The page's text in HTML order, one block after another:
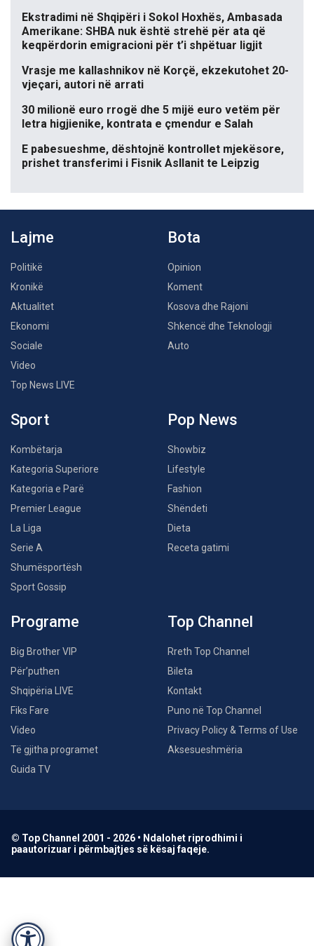
Ekstradimi në Shqipëri i Sokol Hoxhës, Ambasada
Amerikane: SHBA nuk është strehë për ata që
keqpërdorin emigracioni për t’i shpëtuar ligjit
Vrasje me kallashnikov në Korçë, ekzekutohet 20-
vjeçari, autori në arrati
30 milionë euro rrogë dhe 5 mijë euro vetëm për
letra higjienike, kontrata e çmendur e Salah
E pabesueshme, dështojnë kontrollet mjekësore,
prishet transferimi i Fisnik Asllanit te Leipzig
Lajme
Politikë
Kronikë
Aktualitet
Ekonomi
Sociale
Video
Top News LIVE
Bota
Opinion
Koment
Kosova dhe Rajoni
Shkencë dhe Teknologji
Auto
Sport
Kombëtarja
Kategoria Superiore
Kategoria e Parë
Premier League
La Liga
Serie A
Shumësportësh
Sport Gossip
Pop News
Showbiz
Lifestyle
Fashion
Shëndeti
Dieta
Receta gatimi
Programe
Big Brother VIP
Për’puthen
Shqipëria LIVE
Fiks Fare
Video
Të gjitha programet
Guida TV
Top Channel
Rreth Top Channel
Bileta
Kontakt
Puno në Top Channel
Privacy Policy & Terms of Use
Aksesueshmëria
© Top Channel 2001 - 2026 • Ndalohet riprodhimi i
paautorizuar i përmbajtjes së kësaj faqeje.